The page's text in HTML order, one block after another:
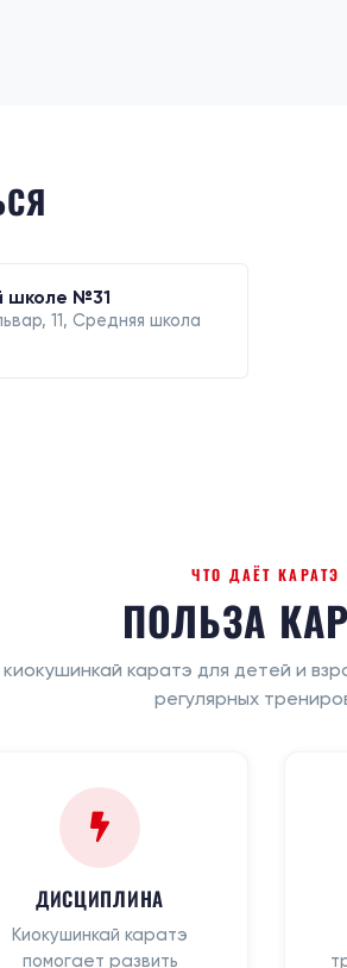
школе №31
11, Средняя школа
ЧТО ДАЁТ КАРАТЭ
ПОЛЬЗА
каратэ для детей и
регулярных
ДИСЦИПЛИНА
Киокушинкай каратэ
помогает развить